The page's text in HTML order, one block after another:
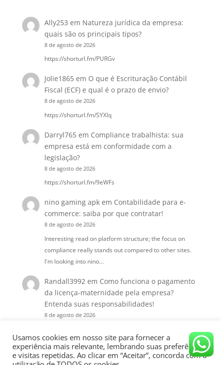
Ally253 em Natureza jurídica da empresa:
quais são os principais tipos?
8 de agosto de 2026
https://shorturl.fm/PURGv
Jolie1865 em O que é Escrituração Contábil
Fiscal (ECF) e qual é o prazo de envio?
8 de agosto de 2026
https://shorturl.fm/SYXlq
Darryl765 em Compliance trabalhista: sua
empresa está em conformidade com a
legislação?
8 de agosto de 2026
https://shorturl.fm/9eWFs
nino gaming apk em Contabilidade para e-
commerce: saiba por que contratar!
8 de agosto de 2026
Interesting read on platform structure; the focus on
compliance really stands out compared to other sites.
I'm looking into nino…
Randall3992 em Como funciona o pagamento
da licença-maternidade pela empresa?
Entenda suas responsabilidades!
8 de agosto de 2026
Usamos cookies em nosso site para fornecer a
experiência mais relevante, lembrando suas preferências
e visitas repetidas. Ao clicar em “Aceitar”, concorda com a